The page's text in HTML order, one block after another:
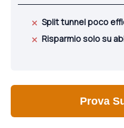
Split tunnel poco
Risparmio solo su
Prova